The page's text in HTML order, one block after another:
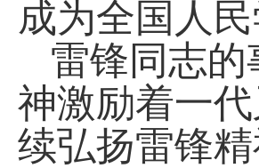
成为全国人
雷锋同志
神激励着一
续弘扬雷锋